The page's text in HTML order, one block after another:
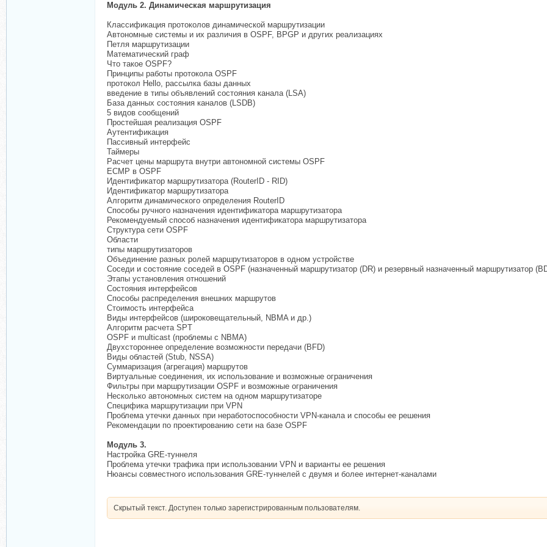
Модуль 2. Динамическая маршрутизация
Классификация протоколов динамической маршрутизации
Автономные системы и их различия в OSPF, BPGP и других реализациях
Петля маршрутизации
Математический граф
Что такое OSPF?
Принципы работы протокола OSPF
протокол Hello, рассылка базы данных
введение в типы объявлений состояния канала (LSA)
База данных состояния каналов (LSDB)
5 видов сообщений
Простейшая реализация OSPF
Аутентификация
Пассивный интерфейс
Таймеры
Расчет цены маршрута внутри автономной системы OSPF
ECMP в OSPF
Идентификатор маршрутизатора (RouterID - RID)
Идентификатор маршрутизатора
Алгоритм динамического определения RouterID
Способы ручного назначения идентификатора маршрутизатора
Рекомендуемый способ назначения идентификатора маршрутизатора
Структура сети OSPF
Области
типы маршрутизаторов
Объединение разных ролей маршрутизаторов в одном устройстве
Соседи и состояние соседей в OSPF (назначенный маршрутизатор (DR) и резервный назначенный маршрутизатор
Этапы установления отношений
Состояния интерфейсов
Способы распределения внешних маршрутов
Стоимость интерфейса
Виды интерфейсов (широковещательный, NBMA и др.)
Алгоритм расчета SPT
OSPF и multicast (проблемы с NBMA)
Двухстороннее определение возможности передачи (BFD)
Виды областей (Stub, NSSA)
Суммаризация (агрегация) маршрутов
Виртуальные соединения, их использование и возможные ограничения
Фильтры при маршрутизации OSPF и возможные ограничения
Несколько автономных систем на одном маршрутизаторе
Специфика маршрутизации при VPN
Проблема утечки данных при неработоспособности VPN-канала и способы ее решения
Рекомендации по проектированию сети на базе OSPF
Модуль 3.
Настройка GRE-туннеля
Проблема утечки трафика при использовании VPN и варианты ее решения
Нюансы совместного использования GRE-туннелей с двумя и более интернет-каналами
Скрытый текст. Доступен только зарегистрированным пользователям.